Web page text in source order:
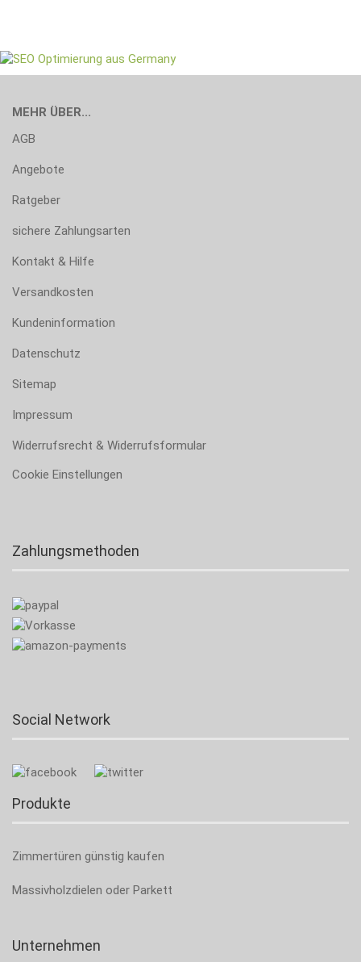
MEHR ÜBER...
AGB
Angebote
Ratgeber
sichere Zahlungsarten
Kontakt & Hilfe
Versandkosten
Kundeninformation
Datenschutz
Sitemap
Impressum
Widerrufsrecht & Widerrufsformular
Cookie Einstellungen
Zahlungsmethoden
Social Network
Produkte
Zimmertüren günstig kaufen
Massivholzdielen oder Parkett
Unternehmen